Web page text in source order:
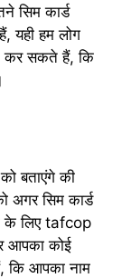
सिम कार्ड
यही हम लोग
सकते हैं, कि
बताएंगे की
अगर सिम कार्ड
के लिए tafcop
आपका कोई
कि आपका नाम